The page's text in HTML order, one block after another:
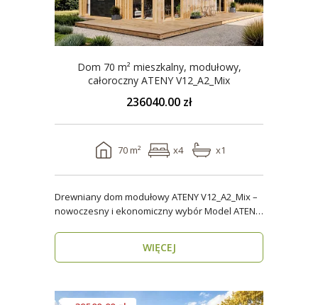
Dom 70 m² mieszkalny, modułowy,
całoroczny ATENY V12_A2_Mix
236040.00 zł
70 m² x4 x1
Drewniany dom modułowy ATENY V12_A2_Mix –
nowoczesny i ekonomiczny wybór Model ATENY
WIĘCEJ